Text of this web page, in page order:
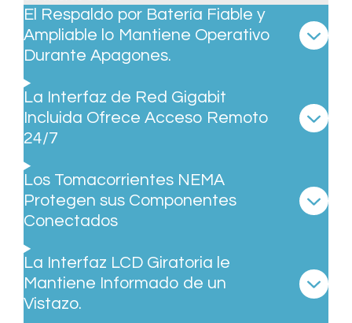
El Respaldo por Batería Fiable y
Ampliable lo Mantiene Operativo
Durante Apagones.
La Interfaz de Red Gigabit
Incluida Ofrece Acceso Remoto
24/7
Los Tomacorrientes NEMA
Protegen sus Componentes
Conectados
La Interfaz LCD Giratoria le
Mantiene Informado de un
Vistazo.